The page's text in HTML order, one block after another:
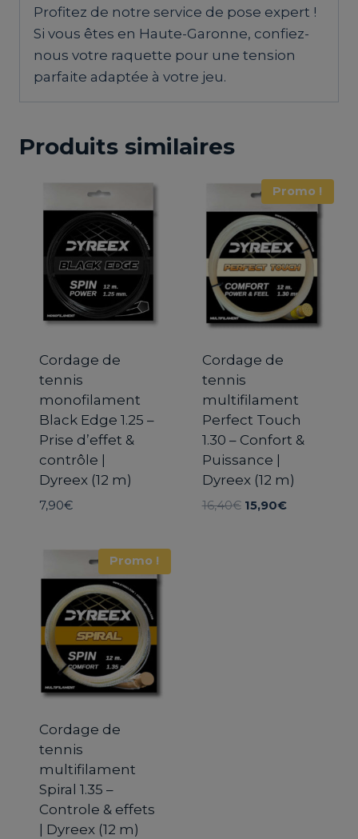
Profitez de notre service de pose expert !
Si vous êtes en Haute-Garonne, confiez-
nous votre raquette pour une tension
parfaite adaptée à votre jeu.
Produits similaires
Cordage de
tennis
monofilament
Black Edge 1.25 –
Prise d’effet &
contrôle |
Dyreex (12 m)
7,90€
Promo !
Cordage de
tennis
multifilament
Perfect Touch
1.30 – Confort &
Puissance |
Dyreex (12 m)
16,40€ Le
15,90€Le
Promo !
Cordage de
tennis
multifilament
Spiral 1.35 –
Controle & effets
| Dyreex (12 m)